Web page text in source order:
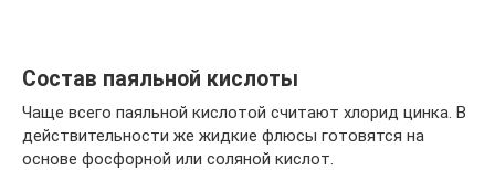
Состав паяльной кислоты
Чаще всего паяльной кислотой считают хлорид цинка. В
действительности же жидкие флюсы готовятся на
основе фосфорной или соляной кислот.